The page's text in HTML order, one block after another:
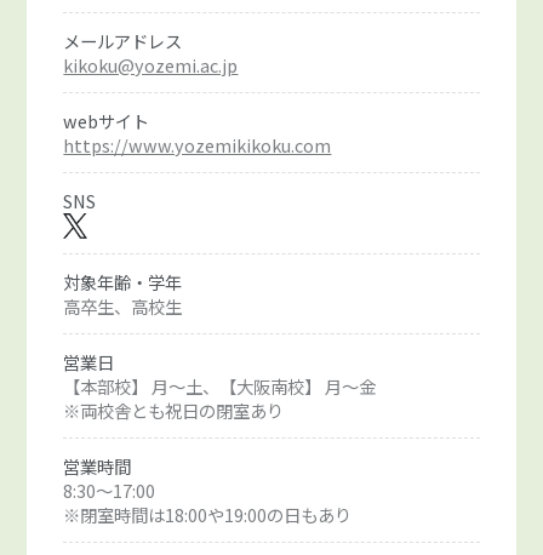
メールアドレス
kikoku@yozemi.ac.jp
webサイト
https://www.yozemikikoku.com
SNS
対象年齢・学年
高卒生、高校生
営業日
【本部校】 月～土、【大阪南校】 月～金
※両校舎とも祝日の閉室あり
営業時間
8:30～17:00
※閉室時間は18:00や19:00の日もあり